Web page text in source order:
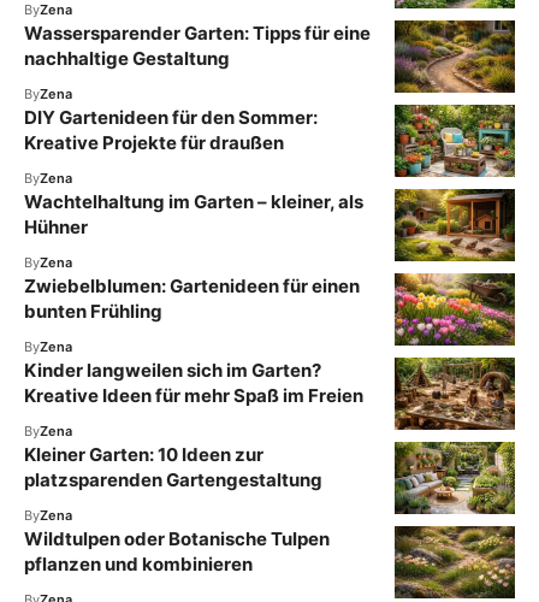
ByZena
Wassersparender Garten: Tipps für eine
nachhaltige Gestaltung
ByZena
DIY Gartenideen für den Sommer:
Kreative Projekte für draußen
ByZena
Wachtelhaltung im Garten – kleiner, als
Hühner
ByZena
Zwiebelblumen: Gartenideen für einen
bunten Frühling
ByZena
Kinder langweilen sich im Garten?
Kreative Ideen für mehr Spaß im Freien
ByZena
Kleiner Garten: 10 Ideen zur
platzsparenden Gartengestaltung
ByZena
Wildtulpen oder Botanische Tulpen
pflanzen und kombinieren